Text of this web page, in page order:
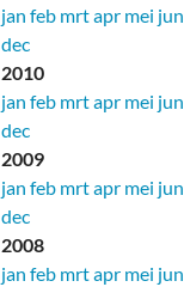
jan feb mrtapr mei jun
dec
2010
jan feb mrtapr mei jun
dec
2009
jan feb mrtapr mei jun
dec
2008
jan feb mrtapr mei jun